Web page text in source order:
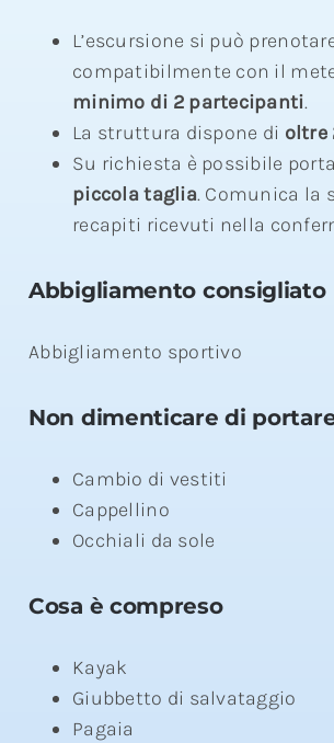
L’escursione si può
compatibilmente con il
minimo di 2 partecipanti.
La struttura dispone di oltre
Su richiesta è possibile
piccola taglia. Comunica la
recapiti ricevuti nella
Abbigliamento consigliato
Abbigliamento sportivo
Non dimenticare di
Cambio di vestiti
Cappellino
Occhiali da sole
Cosa è compreso
Kayak
Giubbetto di salvataggio
Pagaia